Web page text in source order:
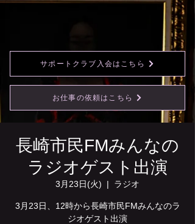
お仕事の依頼はこちら
サポートクラブ入会はこちら
長崎市民FMみんなの
ラジオゲスト出演
3月23日(火)
  |
ラジオ
3月23日、12時から長崎市民FMみんなのラ
ジオゲスト出演